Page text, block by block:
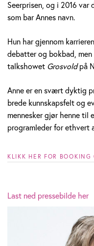
Seerprisen, og i 2016 var
som bar Annes navn.
Hun har gjennom
debatter og bokbad,
talkshowet Grosvoldpå
Anne er en svært dyktig
brede kunnskapsfelt og
mennesker gjør henne til
programleder for ethvert
KLIKK HER FOR
Last ned pressebilde her